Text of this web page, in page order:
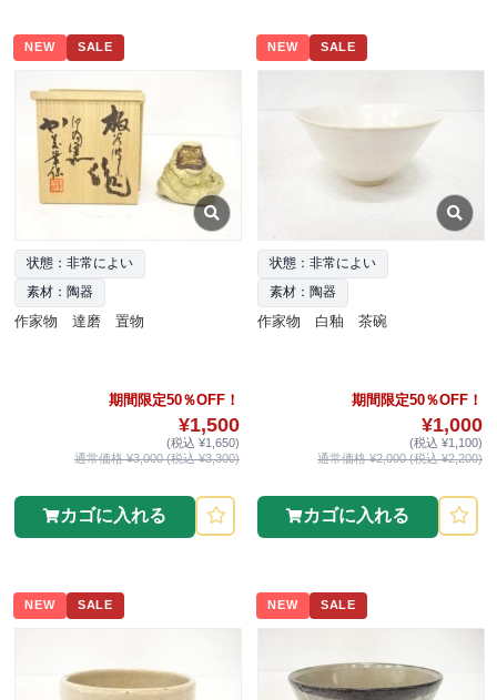
NEW SALE
状態：非常によい
素材：陶器
作家物 達磨 置物
期間限定50％OFF！
¥1,500
(税込 ¥1,650)
通常価格 ¥3,000 (税込 ¥3,300)
カゴに入れる
NEW SALE
状態：非常によい
素材：陶器
作家物 白釉 茶碗
期間限定50％OFF！
¥1,000
(税込 ¥1,100)
通常価格 ¥2,000 (税込 ¥2,200)
カゴに入れる
NEW SALE NEW SALE